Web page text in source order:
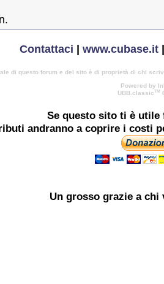
Contattaci www.cubase.it|
di questo forum e del sito è di proprietà di chi
Powered by
UBB.classicTM
Se questo sito ti è utile
andranno a coprire i costi
Un grosso grazie a chi